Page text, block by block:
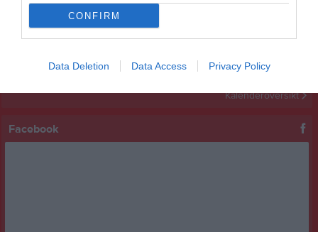
CONFIRM
Data Deletion Data Access Privacy Policy
Träning 18 aug, 18:00
Hässleholms IF grön (borta) 19 aug, 19:00
Kalenderöversikt
Facebook